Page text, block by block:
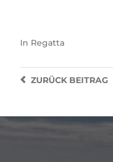
In Regatta
ZURÜCKBEITRAG